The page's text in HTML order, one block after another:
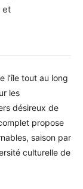
et
l’île tout au long
les
désireux de
propose
saison par
culturelle de